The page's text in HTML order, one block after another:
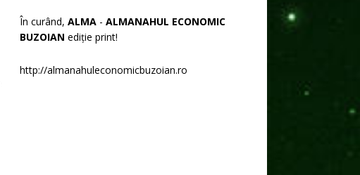
În curând, ALMA - ALMANAHUL ECONOMIC
BUZOIAN ediție print!
http://almanahuleconomicbuzoian.ro